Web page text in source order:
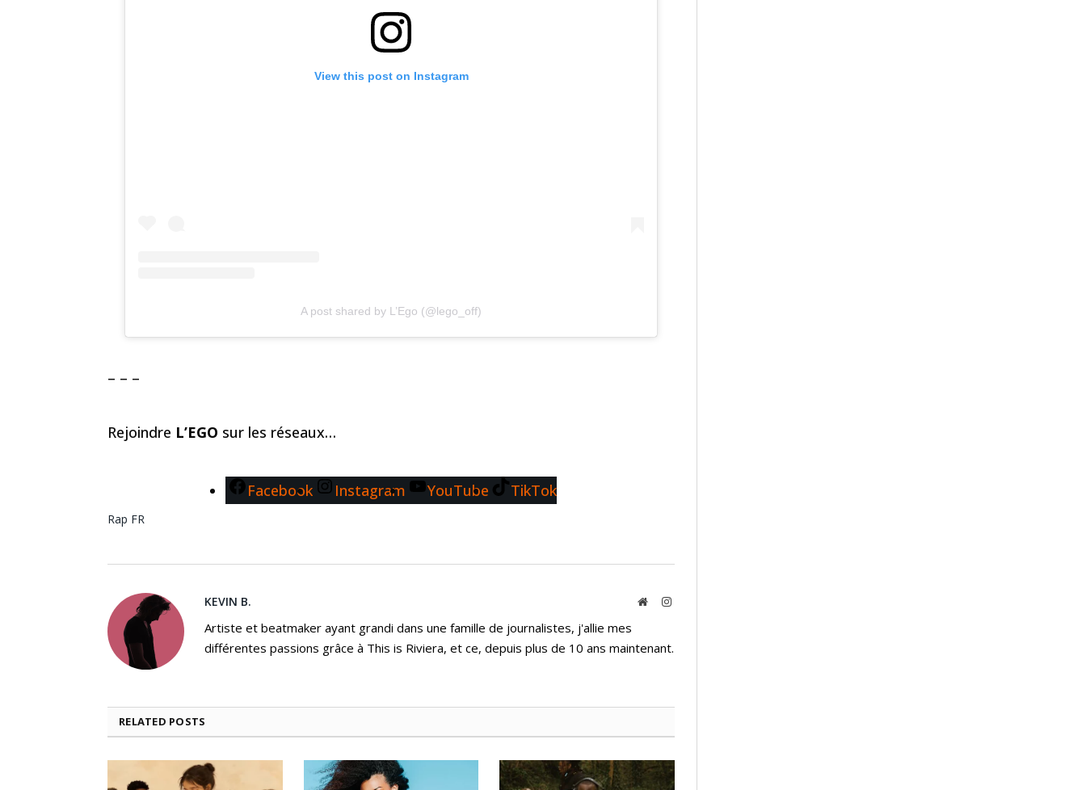
View this post on Instagram
A post shared by L’Ego (@lego_off)
– – –
Rejoindre L’EGO sur les réseaux…
Facebook Instagram YouTube TikTok
Rap FR
KEVIN B. WebsiteInstagram
Artiste et beatmaker ayant grandi dans une famille de journalistes, j'allie mes
différentes passions grâce à This is Riviera, et ce, depuis plus de 10 ans maintenant.
RELATED POSTS